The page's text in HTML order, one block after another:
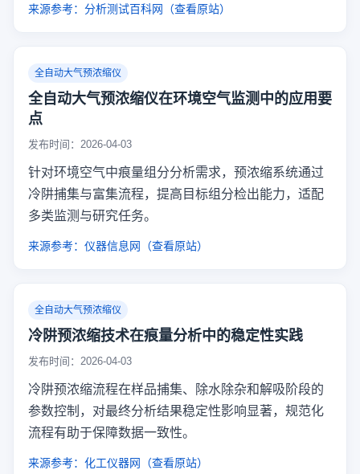
来源参考：分析测试百科网（查看原站）
全自动大气预浓缩仪
全自动大气预浓缩仪在环境空气监测中的应用要
点
发布时间：2026-04-03
针对环境空气中痕量组分分析需求，预浓缩系统通过
冷阱捕集与富集流程，提高目标组分检出能力，适配
多类监测与研究任务。
来源参考：仪器信息网（查看原站）
全自动大气预浓缩仪
冷阱预浓缩技术在痕量分析中的稳定性实践
发布时间：2026-04-03
冷阱预浓缩流程在样品捕集、除水除杂和解吸阶段的
参数控制，对最终分析结果稳定性影响显著，规范化
流程有助于保障数据一致性。
来源参考：化工仪器网（查看原站）